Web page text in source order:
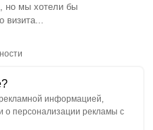
но мы хотели бы
информацией,
о персонализации рекламы с